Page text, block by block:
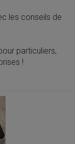
les conseils de
particuliers,
!